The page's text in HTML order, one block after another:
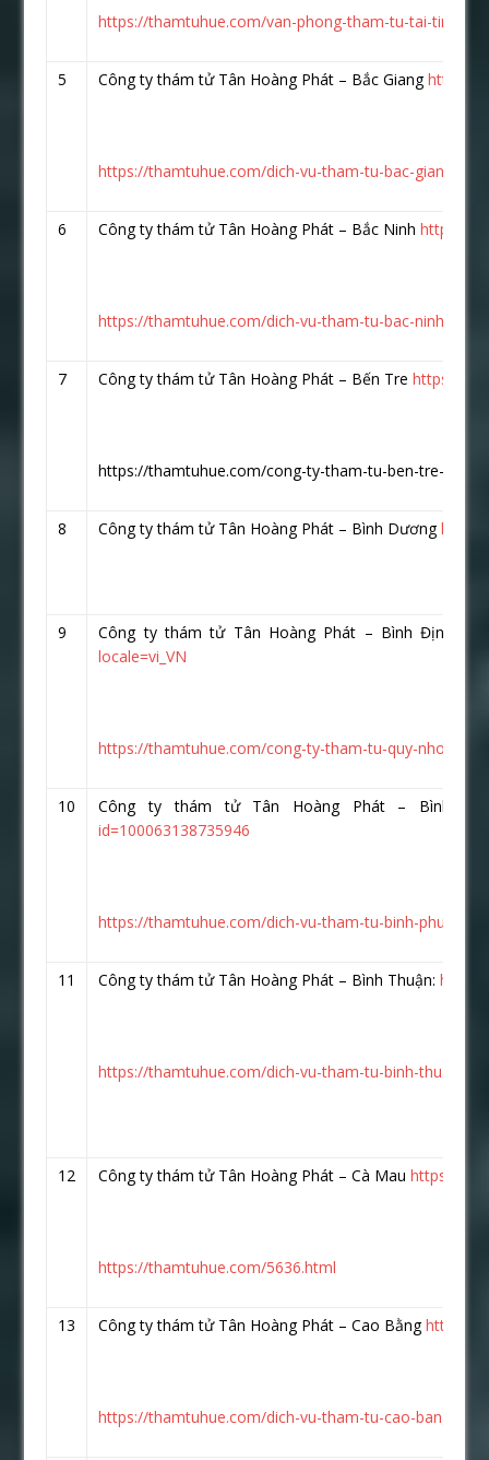
https://thamtuhue.com/van-phong-tham-tu-tai-tinh-
5 Công ty thám tử Tân Hoàng Phát – Bắc Gianghttps://
https://thamtuhue.com/dich-vu-tham-tu-bac-giang-uy-
6 Công ty thám tử Tân Hoàng Phát – Bắc Ninhhttps://
https://thamtuhue.com/dich-vu-tham-tu-bac-ninh-uy-
7 Công ty thám tử Tân Hoàng Phát – Bến Trehttps://
https://thamtuhue.com/cong-ty-tham-tu-ben-tre-uy-
8 Công ty thám tử Tân Hoàng Phát – Bình Dương
9 Công ty thám tử Tân Hoàng Phát – Bình Định
locale=vi_VN
https://thamtuhue.com/cong-ty-tham-tu-quy-nhon-uy-
10
Công ty thám tử Tân Hoàng Phát – Bình
id=100063138735946
https://thamtuhue.com/dich-vu-tham-tu-binh-phuoc-
11 Công ty thám tử Tân Hoàng Phát – Bình Thuận:
https://thamtuhue.com/dich-vu-tham-tu-binh-
12 Công ty thám tử Tân Hoàng Phát – Cà Mauhttps://
https://thamtuhue.com/5636.html
13 Công ty thám tử Tân Hoàng Phát – Cao Bằnghttps://
https://thamtuhue.com/dich-vu-tham-tu-cao-bang-uy-